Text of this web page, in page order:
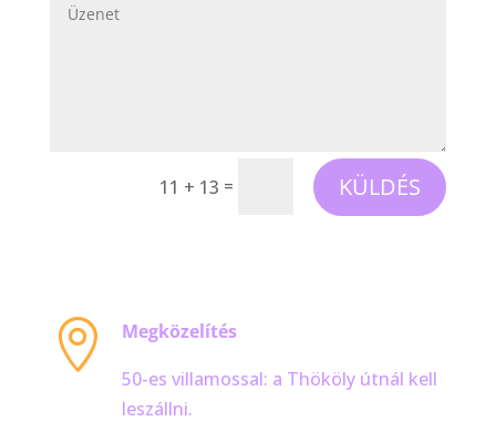
11 + 13 = KÜLDÉS

Megközelítés
50-es villamossal: a Thököly útnál kell
leszállni.